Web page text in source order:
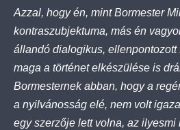
Azzal, hogy én, mint Bormester
kontraszubjektuma, más én
állandó dialogikus, ellenpontozott
maga a történet elkészülése is
Bormesternek abban, hogy a
a nyilvánosság elé, nem volt
egy szerzője lett volna, az ilyesmi